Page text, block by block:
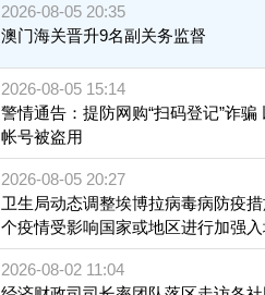
2026-08-05 20:35
澳门海关晋升9名副关务监督
2026-08-05 15:14
警情通告：提防网购“扫码登记”诈骗
帐号被盗用
2026-08-05 20:27
卫生局动态调整埃博拉病毒病防疫
个疫情受影响国家或地区进行加强
施
2026-08-02 11:04